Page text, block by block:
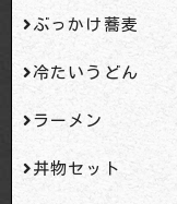
ぶっかけ蕎麦
冷たいうどん
ラーメン
丼物セット